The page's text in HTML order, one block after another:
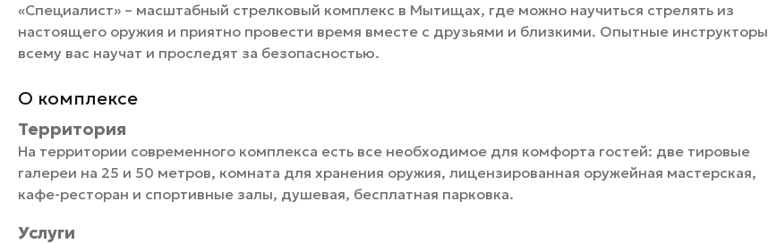
«Специалист» – масштабный стрелковый комплекс в Мытищах, где можно научиться стрелять из
настоящего оружия и приятно провести время вместе с друзьями и близкими. Опытные инструкторы
всему вас научат и проследят за безопасностью.
О комплексе
Территория
На территории современного комплекса есть все необходимое для комфорта гостей: две тировые
галереи на 25 и 50 метров, комната для хранения оружия, лицензированная оружейная мастерская,
кафе-ресторан и спортивные залы, душевая, бесплатная парковка.
Услуги